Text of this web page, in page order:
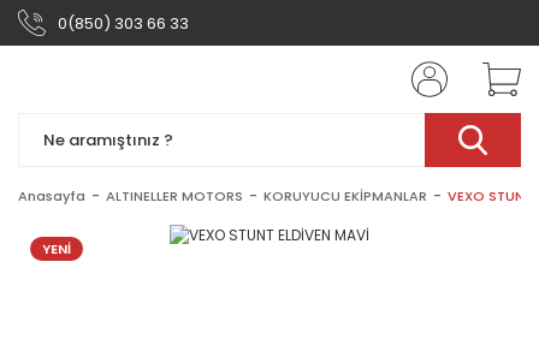
0(850) 303 66 33
Anasayfa ALTINELLER MOTORS KORUYUCU EKİPMANLAR VEXO STUNT
YENİ